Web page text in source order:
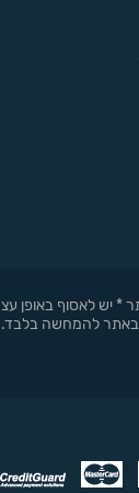
המוצרים באתר * יש